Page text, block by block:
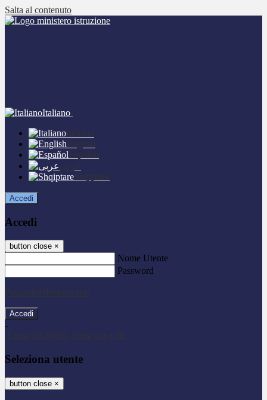
Salta al contenuto
Italiano
Italiano
English
Español
عربى
Shqiptare
Accedi
Accedi
button close ×
Nome Utente
Password
Password dimenticata?
-
Entra con SPID
Entra con CIE
Seleziona utente
button close ×